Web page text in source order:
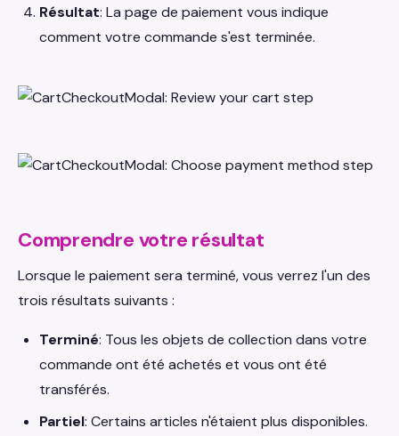
Résultat: La page de paiement vous indique
comment votre commande s'est terminée.
Comprendre votre résultat
Lorsque le paiement sera terminé, vous verrez l'un des
trois résultats suivants :
Terminé: Tous les objets de collection dans votre
commande ont été achetés et vous ont été
transférés.
Partiel: Certains articles n'étaient plus disponibles.